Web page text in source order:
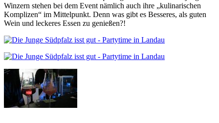
Winzern stehen bei dem Event nämlich auch ihre „kulinarischen
Komplizen“ im Mittelpunkt. Denn was gibt es Besseres, als guten
Wein und leckeres Essen zu genießen?!